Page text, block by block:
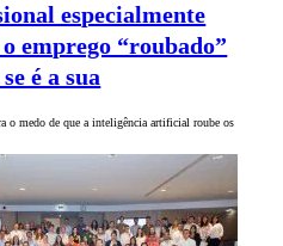
especialmente
emprego “roubado”
é a sua
o medo de que a inteligência artificial roube os